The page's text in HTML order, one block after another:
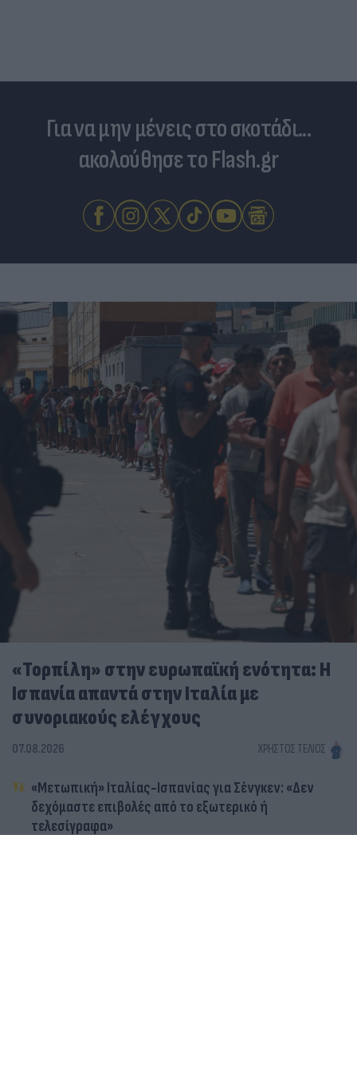
Για να μην μένεις στο σκοτάδι...
ακολούθησε το Flash.gr
«Τορπίλη» στην ευρωπαϊκή ενότητα: Η
Ισπανία απαντά στην Ιταλία με
συνοριακούς ελέγχους
07.08.2026 ΧΡΉΣΤΟΣ ΤΈΛΙΟΣ
«Μετωπική» Ιταλίας-Ισπανίας για Σένγκεν: «Δεν
δεχόμαστε επιβολές από το εξωτερικό ή
τελεσίγραφα»